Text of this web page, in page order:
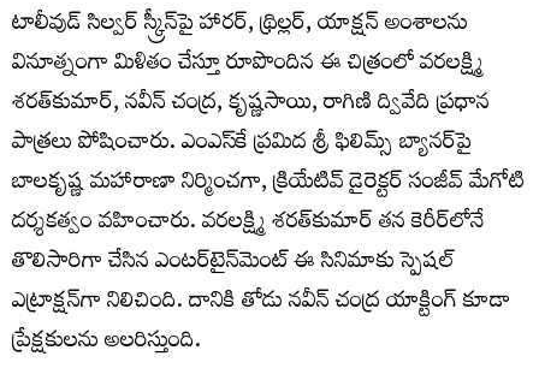
టాలీవుడ్ సిల్వర్ స్క్రీన్‌పై హారర్, థ్రిల్లర్, యాక్షన్ అంశాలను
వినూత్నంగా మిళితం చేస్తూ రూపొందిన ఈ చిత్రంలో వరలక్ష్మి
శరత్‌కుమార్, నవీన్ చంద్ర, కృష్ణసాయి, రాగిణి ద్వివేది ప్రధాన
పాత్రలు పోషించారు. ఎంఎస్‌కే ప్రమిద శ్రీ ఫిలిమ్స్ బ్యానర్‌పై
బాలకృష్ణ మహారాణా నిర్మించగా, క్రియేటివ్ డైరెక్టర్ సంజీవ్ మేగోటి
దర్శకత్వం వహించారు. వరలక్ష్మి శరత్‌కుమార్ త‌న కెరీర్‌లోనే
తొలిసారిగా చేసిన ఎంట‌ర్‌టైన్‌మెంట్ ఈ సినిమాకు స్పెష‌ల్
ఎట్రాక్ష‌న్‌గా నిలిచింది. దానికి తోడు నవీన్ చంద్ర యాక్టింగ్ కూడా
ప్రేక్ష‌కుల‌ను అల‌రిస్తుంది.